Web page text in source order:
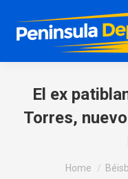
El ex
Torres,
You are here:
Home